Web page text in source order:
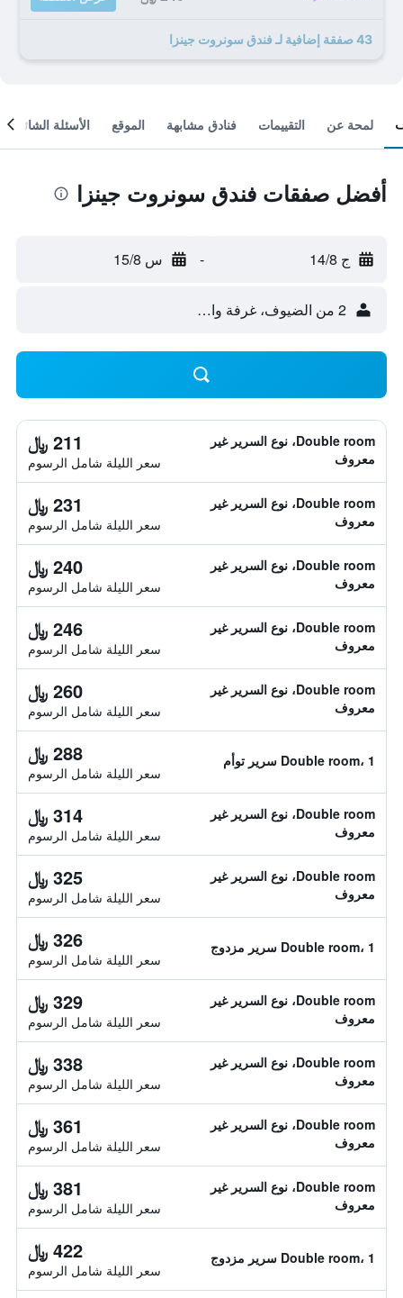
43 صفقة إضافية لـ فندق سونروت جينزا
لمحة عن التقييمات فنادق مشابهة الموقع الأسئلة الشائعة
أفضل صفقات فندق سونروت جينزا
ج 14/8 - س 15/8
2 من الضيوف، غرفة واحدة
Double room، نوع السرير غير
معروف
211 ﷼
سعر الليلة شامل الرسوم
Double room، نوع السرير غير
معروف
231 ﷼
سعر الليلة شامل الرسوم
Double room، نوع السرير غير
معروف
240 ﷼
سعر الليلة شامل الرسوم
Double room، نوع السرير غير
معروف
246 ﷼
سعر الليلة شامل الرسوم
Double room، نوع السرير غير
معروف
260 ﷼
سعر الليلة شامل الرسوم
Double room، 1 سرير توأم 288 ﷼
سعر الليلة شامل الرسوم
Double room، نوع السرير غير
معروف
314 ﷼
سعر الليلة شامل الرسوم
Double room، نوع السرير غير
معروف
325 ﷼
سعر الليلة شامل الرسوم
Double room، 1 سرير مزدوج 326 ﷼
سعر الليلة شامل الرسوم
Double room، نوع السرير غير
معروف
329 ﷼
سعر الليلة شامل الرسوم
Double room، نوع السرير غير
معروف
338 ﷼
سعر الليلة شامل الرسوم
Double room، نوع السرير غير
معروف
361 ﷼
سعر الليلة شامل الرسوم
Double room، نوع السرير غير
معروف
381 ﷼
سعر الليلة شامل الرسوم
Double room، 1 سرير مزدوج 422 ﷼
سعر الليلة شامل الرسوم